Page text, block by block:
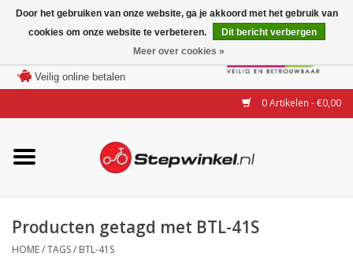
Veilig online betalen
0 Artikelen - €0,00
Merken
Modellen
Accessoires
Steps huren of uitproberen
Producten getagd met BTL-41S
HOME/TAGS/ BTL-41S
Door het gebruiken van onze website, ga je akkoord met het gebruik van
cookies om onze website te verbeteren.
Dit bericht verbergen
Meer over cookies »